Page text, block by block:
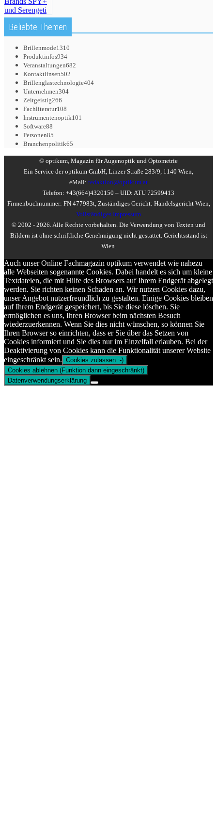
Beliebte Themen
Brillenmode1310
Produktinfos934
Veranstaltungen682
Kontaktlinsen502
Brillenglastechnologie404
Unternehmen304
Zeitgeistig266
Fachliteratur108
Instrumentenoptik101
Software88
Personen85
Branchenpolitik65
© optikum, Magazin für Augenoptik und Optometrie
Ein Service der optikum GmbH, Linzer Straße 283/9, 1140 Wien,
eMail: redaktion@optikum.at
Telefon: +43(664)4320150 – UID: ATU 72599413
Firmenbuchnummer: FN 477983t, Zuständiges Gericht: Handelsgericht Wien,
Vollständiges Impressum
© 2002 - 2026. Alle Rechte vorbehalten. Die Verwendung von Texten und
Bildern ist ohne schriftliche Genehmigung nicht gestattet. Gerichtsstand ist
Wien.
Auch unser Online Fachmagazin optikum verwendet wie nahezu
alle Webseiten sogenannte Cookies. Dabei handelt es sich um kleine
Textdateien, die mit Hilfe des Browsers auf Ihrem Endgerät abgelegt
werden. Sie richten keinen Schaden an. Wir nutzen Cookies dazu,
unser Angebot nutzerfreundlich zu gestalten. Einige Cookies bleiben
auf Ihrem Endgerät gespeichert, bis Sie diese löschen. Sie
ermöglichen es uns, Ihren Browser beim nächsten Besuch
wiederzuerkennen. Wenn Sie dies nicht wünschen, so können Sie
Ihren Browser so einrichten, dass er Sie über das Setzen von
Cookies informiert und Sie dies nur im Einzelfall erlauben. Bei der
Deaktivierung von Cookies kann die Funktionalität unserer Website
eingeschränkt sein. Cookies zulassen :-)
Cookies ablehnen (Funktion dann eingeschränkt)
Datenverwendungserklärung